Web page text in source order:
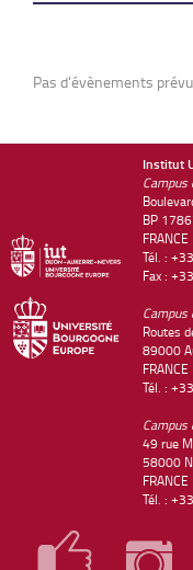
Pas d'évènements
Institut
Campus
BP
FRANCE
Tél. :
Fax :
Campus
Routes
89000
FRANCE
Tél. :
Campus
49 rue
58000
FRANCE
Tél. :